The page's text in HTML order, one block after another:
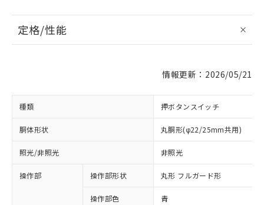
定格/性能
情報更新：2026/05/21
種類 押ボタンスイッチ
胴体形状 丸胴形(φ22/25mm共用)
照光/非照光 非照光
操作部 操作部形状 丸形 フルガード形
操作部色 青